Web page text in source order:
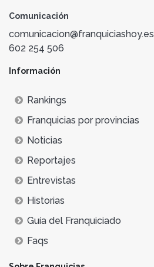
Comunicación
comunicacion@franquiciashoy.es
602 254 506
Información
Rankings
Franquicias por provincias
Noticias
Reportajes
Entrevistas
Historias
Guía del Franquiciado
Faqs